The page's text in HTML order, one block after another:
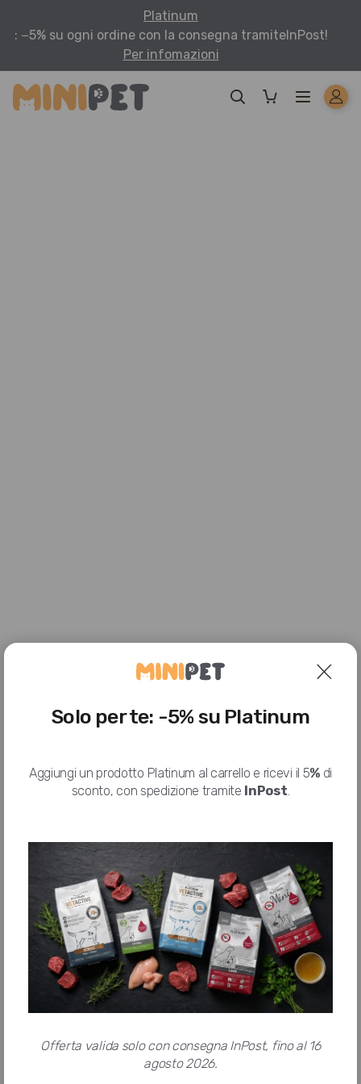
Platinum
: −5% su ogni ordine con la consegna tramiteInPost!
Per infomazioni
404
Ooops! non abbiamo trovato quello
che cercavi
Questa pagina non esiste
Per informazioni
contattaci
SuWhatsapp
Solo per te: -5% su Platinum
Aggiungi un prodotto Platinum al carrello e ricevi il 5% di
sconto, con spedizione tramite InPost.
Offerta valida solo con consegna InPost, fino al 16
agosto 2026.